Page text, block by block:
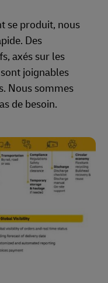
se produit, nous
Des
axés sur les
joignables
Nous sommes
de besoin.